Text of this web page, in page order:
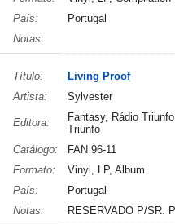
País:
Portugal
Notas:
Título:
Living Proof
Artista:
Sylvester
Editora:
Fantasy, Rádio
Triunfo
Catálogo:
FAN 96-11
Formato:
Vinyl, LP, Album
País:
Portugal
Notas:
RESERVADO P/SR.